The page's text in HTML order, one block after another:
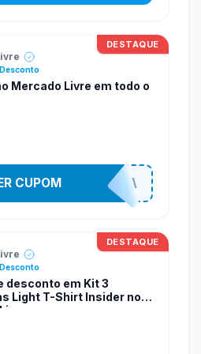
DESTAQUE
Mercado Livre em todo o
MELIOFERTA
CUPOM
DESTAQUE
desconto em Kit 3
Light T-Shirt Insider no